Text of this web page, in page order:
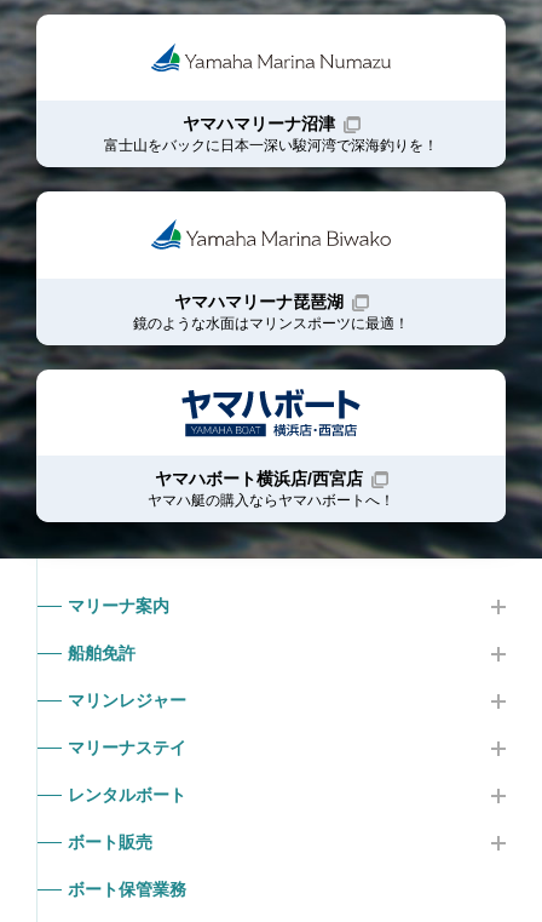
ヤマハマリーナ沼津
富士山をバックに日本一深い駿河湾で深海釣りを！
ヤマハマリーナ琵琶湖
鏡のような水面はマリンスポーツに最適！
ヤマハボート横浜店/西宮店
ヤマハ艇の購入ならヤマハボート へ！
マリーナ案内
船舶免許
マリンレジャー
マリーナステイ
レンタルボート
ボート販売
ボート保管業務